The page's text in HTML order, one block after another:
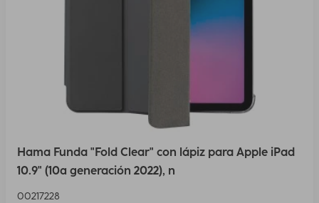
Hama Funda "Fold Clear" con lápiz para Apple iPad
10.9" (10ª generación 2022), n
00217228